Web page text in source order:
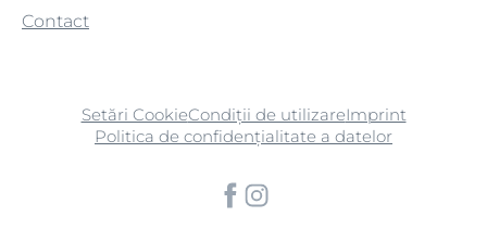
Contact
Setări CookieCondiții de utilizareImprint
Politica de confidențialitate a datelor